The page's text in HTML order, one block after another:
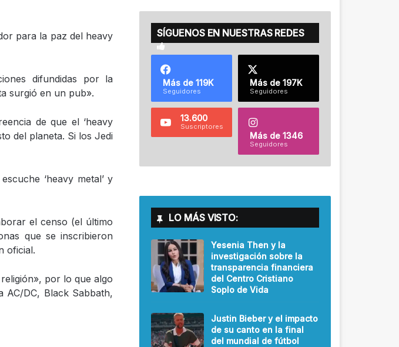
para la paz del heavy
difundidas por la
surgió en un pub».
de que el ‘heavy
del planeta. Si los Jedi
‘heavy metal’ y
el censo (el último
que se inscribieron
oficial.
por lo que algo
DC, Black Sabbath,
SÍGUENOS EN NUESTRAS REDES
Más de 119K
Seguidores
Más de 197K
Seguidores
13.600
Suscriptores
Más de 1346
Seguidores
LO MÁS VISTO:
Yesenia Then y la
investigación sobre la
transparencia financiera
del Centro Cristiano
Soplo de Vida
Justin Bieber y el impacto
de su canto en la final
del mundial de fútbol